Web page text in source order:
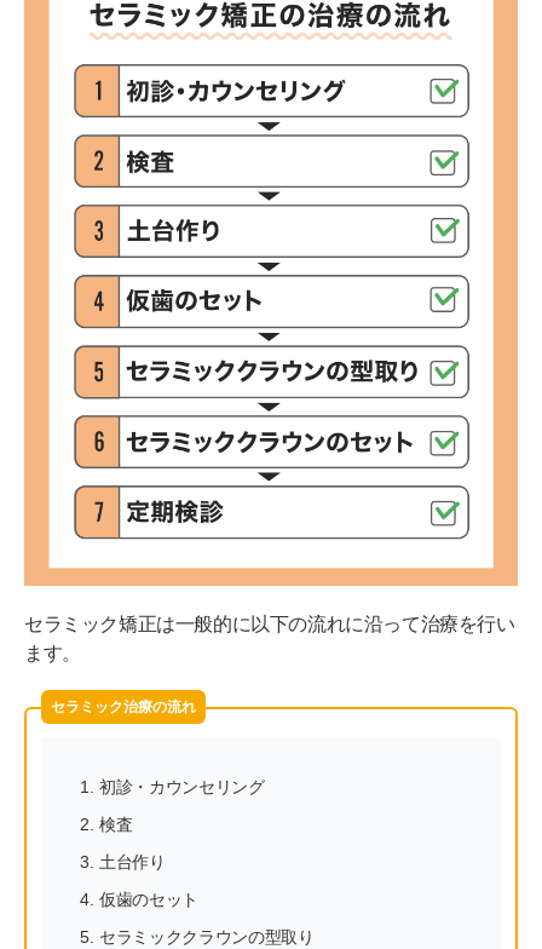
セラミック矯正は一般的に以下の流れに沿って治療を行い
ます。
セラミック治療の流れ
初診・カウンセリング
検査
土台作り
仮歯のセット
セラミッククラウンの型取り